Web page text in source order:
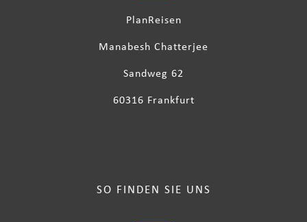
PlanReisen
Manabesh Chatterjee
Sandweg 62
60316 Frankfurt
SO FINDEN SIE UNS